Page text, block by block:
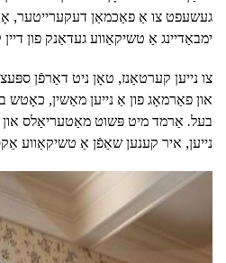
געשעפט צו אַ פאַכמאַן דעקערייטער,
ימבאַדיינג אַ טשיקאַווע געדאַנק פון
צו נייען קערטאַנז, טאָן ניט דאַרפֿן
און פאַרמאָג פון אַ נייען מאַשין, כאָטש
בעל. אַרמד מיט פּשוט מאַטעריאַלס און
נייען, איר קענען שאַפֿן אַ טשיקאַווע